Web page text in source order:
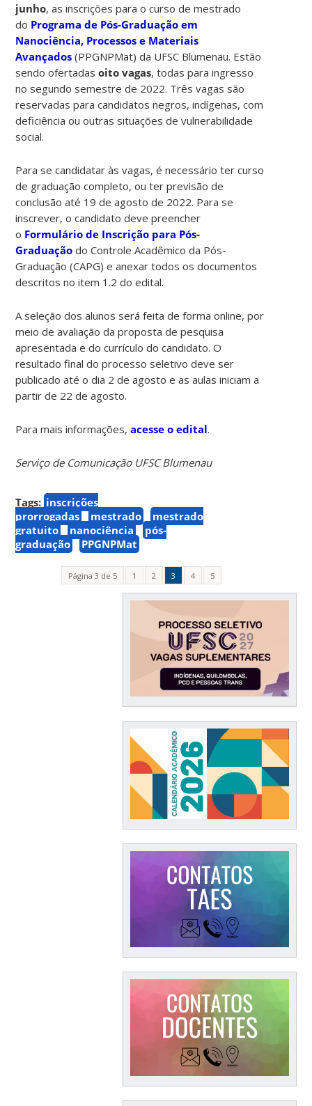
junho, as inscrições para o curso de mestrado
do Programa de Pós-Graduação em
Nanociência, Processos e Materiais
Avançados (PPGNPMat) da UFSC Blumenau. Estão
sendo ofertadasoito vagas, todas para ingresso
no segundo semestre de 2022. Três vagas são
reservadas para candidatos negros, indígenas, com
deficiência ou outras situações de vulnerabilidade
social.
Para se candidatar às vagas, é necessário ter curso
de graduação completo, ou ter previsão de
conclusão até 19 de agosto de 2022. Para se
inscrever, o candidato deve preencher
o Formulário de Inscrição para Pós-
Graduação do Controle Acadêmico da Pós-
Graduação (CAPG) e anexar todos os documentos
descritos no item 1.2 do edital.
A seleção dos alunos será feita de forma online, por
meio de avaliação da proposta de pesquisa
apresentada e do currículo do candidato. O
resultado final do processo seletivo deve ser
publicado até o dia 2 de agosto e as aulas iniciam a
partir de 22 de agosto.
Para mais informações,acesse o edital.
Serviço de Comunicação UFSC Blumenau
Tags: inscrições
prorrogadas
mestrado
mestrado
gratuito
nanociência
pós-
graduação
PPGNPMat
Página 3 de 5 1 2 3 4 5